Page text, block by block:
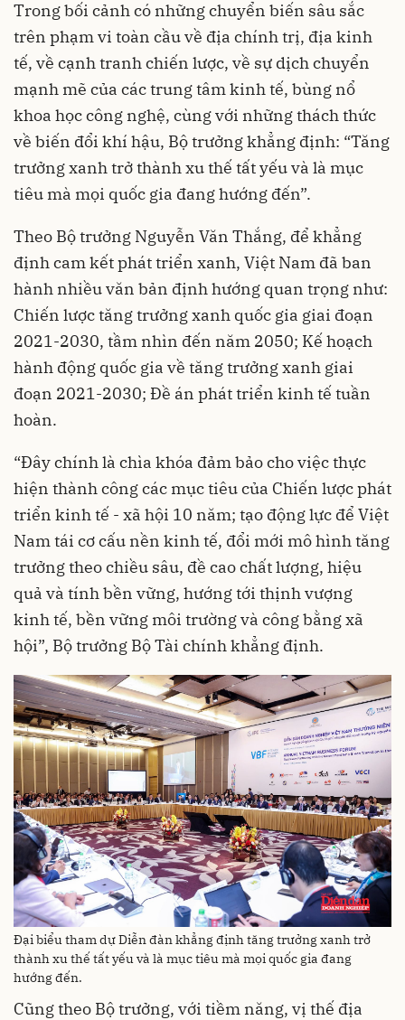
Trong bối cảnh có những chuyển biến sâu sắc
trên phạm vi toàn cầu về địa chính trị, địa kinh
tế, về cạnh tranh chiến lược, về sự dịch chuyển
mạnh mẽ của các trung tâm kinh tế, bùng nổ
khoa học công nghệ, cùng với những thách thức
về biến đổi khí hậu, Bộ trưởng khẳng định: “Tăng
trưởng xanh trở thành xu thế tất yếu và là mục
tiêu mà mọi quốc gia đang hướng đến”.
Theo Bộ trưởng Nguyễn Văn Thắng, để khẳng
định cam kết phát triển xanh, Việt Nam đã ban
hành nhiều văn bản định hướng quan trọng như:
Chiến lược tăng trưởng xanh quốc gia giai đoạn
2021-2030, tầm nhìn đến năm 2050; Kế hoạch
hành động quốc gia về tăng trưởng xanh giai
đoạn 2021-2030; Đề án phát triển kinh tế tuần
hoàn.
“Đây chính là chìa khóa đảm bảo cho việc thực
hiện thành công các mục tiêu của Chiến lược phát
triển kinh tế - xã hội 10 năm; tạo động lực để Việt
Nam tái cơ cấu nền kinh tế, đổi mới mô hình tăng
trưởng theo chiều sâu, đề cao chất lượng, hiệu
quả và tính bền vững, hướng tới thịnh vượng
kinh tế, bền vững môi trường và công bằng xã
hội”, Bộ trưởng Bộ Tài chính khẳng định.
Đại biểu tham dự Diễn đàn khẳng định tăng trưởng xanh trở
thành xu thế tất yếu và là mục tiêu mà mọi quốc gia đang
hướng đến.
Cũng theo Bộ trưởng, với tiềm năng, vị thế địa